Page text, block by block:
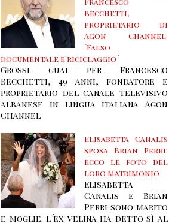
Becchetti,
proprietario di
Agon Channel:
´Falso
documentale e riciclaggio´
Grossi guai per Francesco
Becchetti, 49 anni, fondatore e
proprietario del canale televisivo
albanese in lingua italiana Agon
Channel
Elisabetta Canalis
sposa Brian Perri:
ecco le foto del
loro Matrimonio
Elisabetta
Canalis e Brian
Perri sono marito
e moglie. L´ex velina ha detto sì al